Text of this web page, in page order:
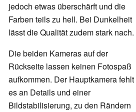
jedoch etwas überschärft und die
Farben teils zu hell. Bei Dunkelheit
lässt die Qualität zudem stark nach.
Die beiden Kameras auf der
Rückseite lassen keinen Fotospaß
aufkommen. Der Hauptkamera fehlt
es an Details und einer
Bildstabilisierung, zu den Rändern